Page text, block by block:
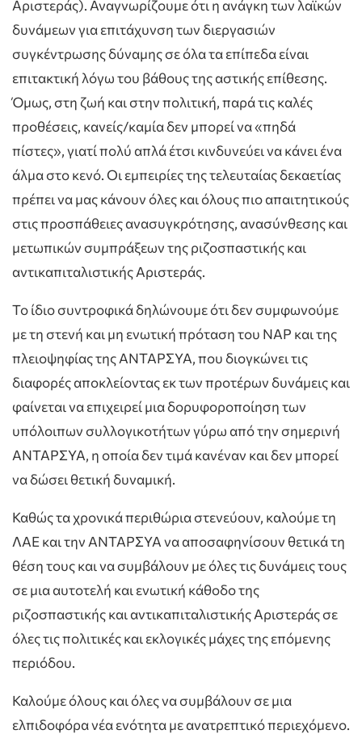
Αριστεράς). Αναγνωρίζουμε ότι η ανάγκη των λαϊκών
δυνάμεων για επιτάχυνση των διεργασιών
συγκέντρωσης δύναμης σε όλα τα επίπεδα είναι
επιτακτική λόγω του βάθους της αστικής επίθεσης.
Όμως, στη ζωή και στην πολιτική, παρά τις καλές
προθέσεις, κανείς/καμία δεν μπορεί να «πηδά
πίστες», γιατί πολύ απλά έτσι κινδυνεύει να κάνει ένα
άλμα στο κενό. Οι εμπειρίες της τελευταίας δεκαετίας
πρέπει να μας κάνουν όλες και όλους πιο απαιτητικούς
στις προσπάθειες ανασυγκρότησης, ανασύνθεσης και
μετωπικών συμπράξεων της ριζοσπαστικής και
αντικαπιταλιστικής Αριστεράς.
Το ίδιο συντροφικά δηλώνουμε ότι δεν συμφωνούμε
με τη στενή και μη ενωτική πρόταση του ΝΑΡ και της
πλειοψηφίας της ΑΝΤΑΡΣΥΑ, που διογκώνει τις
διαφορές αποκλείοντας εκ των προτέρων δυνάμεις και
φαίνεται να επιχειρεί μια δορυφοροποίηση των
υπόλοιπων συλλογικοτήτων γύρω από την σημερινή
ΑΝΤΑΡΣΥΑ, η οποία δεν τιμά κανέναν και δεν μπορεί
να δώσει θετική δυναμική.
Καθώς τα χρονικά περιθώρια στενεύουν, καλούμε τη
ΛΑΕ και την ΑΝΤΑΡΣΥΑ να αποσαφηνίσουν θετικά τη
θέση τους και να συμβάλουν με όλες τις δυνάμεις τους
σε μια αυτοτελή και ενωτική κάθοδο της
ριζοσπαστικής και αντικαπιταλιστικής Αριστεράς σε
όλες τις πολιτικές και εκλογικές μάχες της επόμενης
περιόδου.
Καλούμε όλους και όλες να συμβάλουν σε μια
ελπιδοφόρα νέα ενότητα με ανατρεπτικό περιεχόμενο.